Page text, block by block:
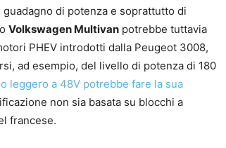
di potenza e soprattutto di
Volkswagen Multivan potrebbe tuttavia
PHEV introdotti dalla Peugeot 3008,
ad esempio, del livello di potenza di 180
leggero a 48V potrebbe fare la sua
non sia basata su blocchi a
francese.